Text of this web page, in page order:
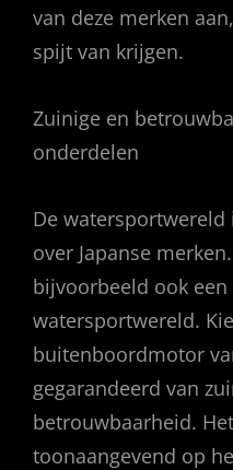
van deze merken
spijt van krijgen.
Zuinige en
onderdelen
De
over Japanse
bijvoorbeeld ook
watersportwereld.
buitenboordmotor
gegarandeerd van
betrouwbaarheid.
toonaangevend op